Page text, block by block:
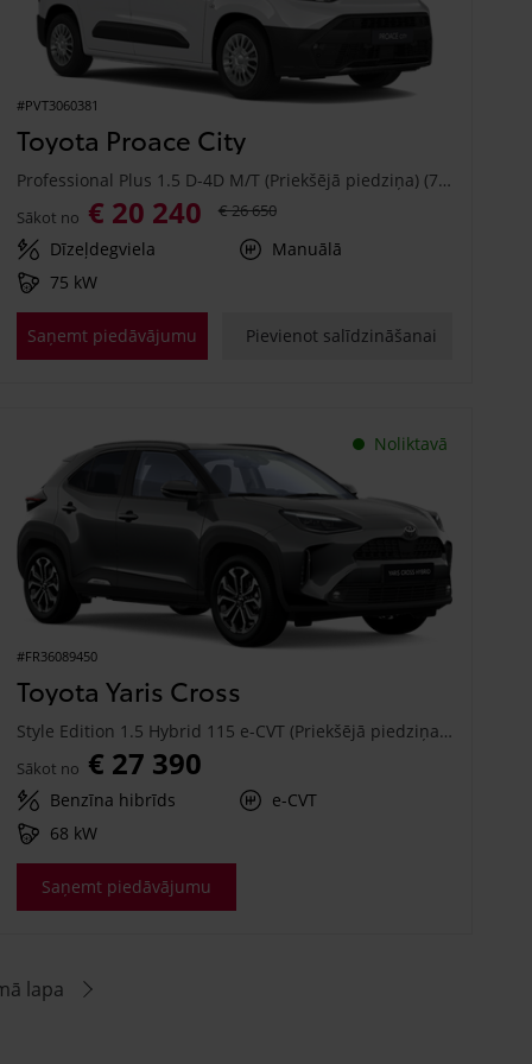
#PVT3060381
Toyota Proace City
Professional Plus 1.5 D-4D M/T (Priekšējā piedziņa) (75 kW)
Sākot no € 20 240 € 26 650
Dīzeļdegviela
Manuālā
75 kW
Saņemt piedāvājumu Pievienot salīdzināšanai
Noliktavā
#FR36089450
Toyota Yaris Cross
Style Edition 1.5 Hybrid 115 e-CVT (Priekšējā piedziņa) (68 kW)
Sākot no € 27 390
Benzīna hibrīds
e-CVT
68 kW
Saņemt piedāvājumu
lapa